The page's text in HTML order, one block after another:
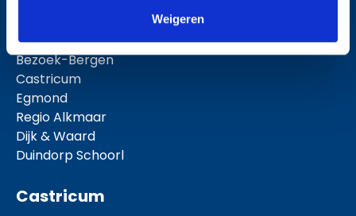
Weigeren
Bezoek-Bergen
Castricum
Egmond
Regio Alkmaar
Dijk & Waard
Duindorp Schoorl
Castricum